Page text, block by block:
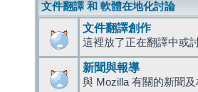
文件翻譯 和 軟體在地化討論
文件翻譯創作
這裡放了正在翻譯中或
新聞與報導
與 Mozilla 有關的新聞及